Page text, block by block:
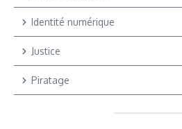
Identité numérique
Justice
Piratage